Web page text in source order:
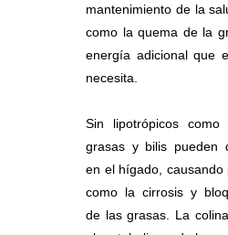
mantenimiento de la
como la quema de la
energía adicional que
necesita.
Sin lipotrópicos como
grasas y bilis pueden
en el hígado, causando
como la cirrosis y
de las grasas. La